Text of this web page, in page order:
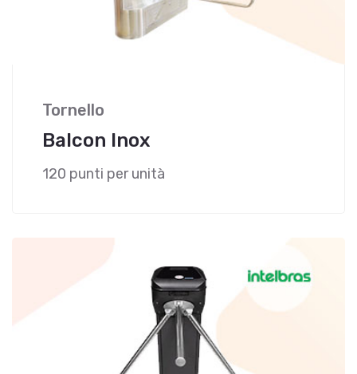
Tornello
Balcon Inox
120 punti per unità